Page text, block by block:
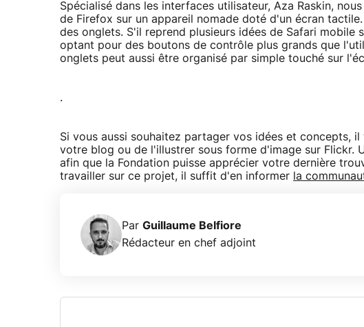
Spécialisé dans les interfaces utilisateur, Aza Raskin,
de Firefox sur un appareil nomade doté d'un écran
des onglets. S'il reprend plusieurs idées de Safari mobile
optant pour des boutons de contrôle plus grands que
onglets peut aussi être organisé par simple touché sur
.
Si vous aussi souhaitez partager vos idées et concepts,
votre blog ou de l'illustrer sous forme d'image sur Flickr.
afin que la Fondation puisse apprécier votre dernière
travailler sur ce projet, il suffit d'en informer la
Par Guillaume Belfiore
Rédacteur en chef adjoint